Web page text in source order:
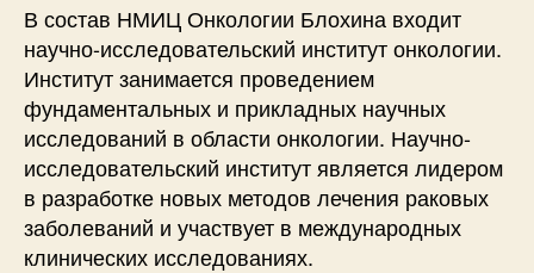
В состав НМИЦ Онкологии Блохина входит
научно-исследовательский институт онкологии.
Институт занимается проведением
фундаментальных и прикладных научных
исследований в области онкологии. Научно-
исследовательский институт является лидером
в разработке новых методов лечения раковых
заболеваний и участвует в международных
клинических исследованиях.